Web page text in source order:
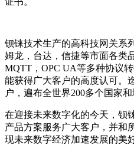
钡铼技术生产的高科技网关系
姆龙，台达，信捷等市面各类
MQTT，OPC UA等多种协议
能获得广大客户的高度认可。
户，遍布全世界200多个国家和
在迎接未来数字化的今天，钡
产品方案服务广大客户，并和
现未来数字经济加速发展的美